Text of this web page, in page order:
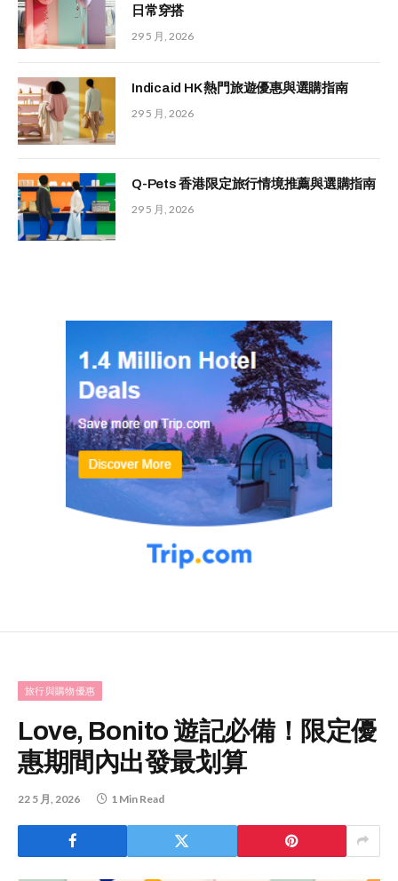
日常穿搭
29 5 月, 2026
Indicaid HK 熱門旅遊優惠與選購指南
29 5 月, 2026
Q-Pets 香港限定旅行情境推薦與選購指南
29 5 月, 2026
旅行與購物優惠
Love, Bonito 遊記必備！限定優
惠期間內出發最划算
22 5 月, 2026 1 Min Read